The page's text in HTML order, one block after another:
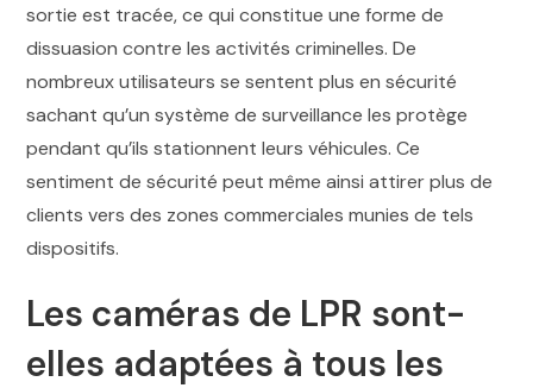
sortie est tracée, ce qui constitue une forme de
dissuasion contre les activités criminelles. De
nombreux utilisateurs se sentent plus en sécurité
sachant qu’un système de surveillance les protège
pendant qu’ils stationnent leurs véhicules. Ce
sentiment de sécurité peut même ainsi attirer plus de
clients vers des zones commerciales munies de tels
dispositifs.
Les caméras de LPR sont-
elles adaptées à tous les